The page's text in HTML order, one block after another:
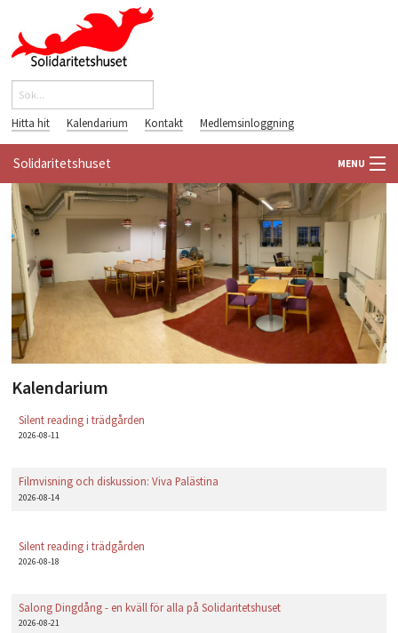
Hoppa till huvudinnehåll
Sökformulär
Hitta hit Kalendarium Kontakt Medlemsinloggning
Solidaritetshuset MENU
HEM
OM OSS
FÖRENINGAR
VÄRLDSBIBLIOTEKET
PLAY
Kalendarium
Silent reading i trädgården
2026-08-11
Filmvisning och diskussion: Viva Palästina
2026-08-14
Silent reading i trädgården
2026-08-18
Salong Dingdång - en kväll för alla på Solidaritetshuset
2026-08-21